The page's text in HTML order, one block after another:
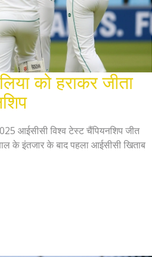
को हराकर जीता
आईसीसी विश्व टेस्ट चैंपियनशिप जीत
के इंतजार के बाद पहला आईसीसी खिताब